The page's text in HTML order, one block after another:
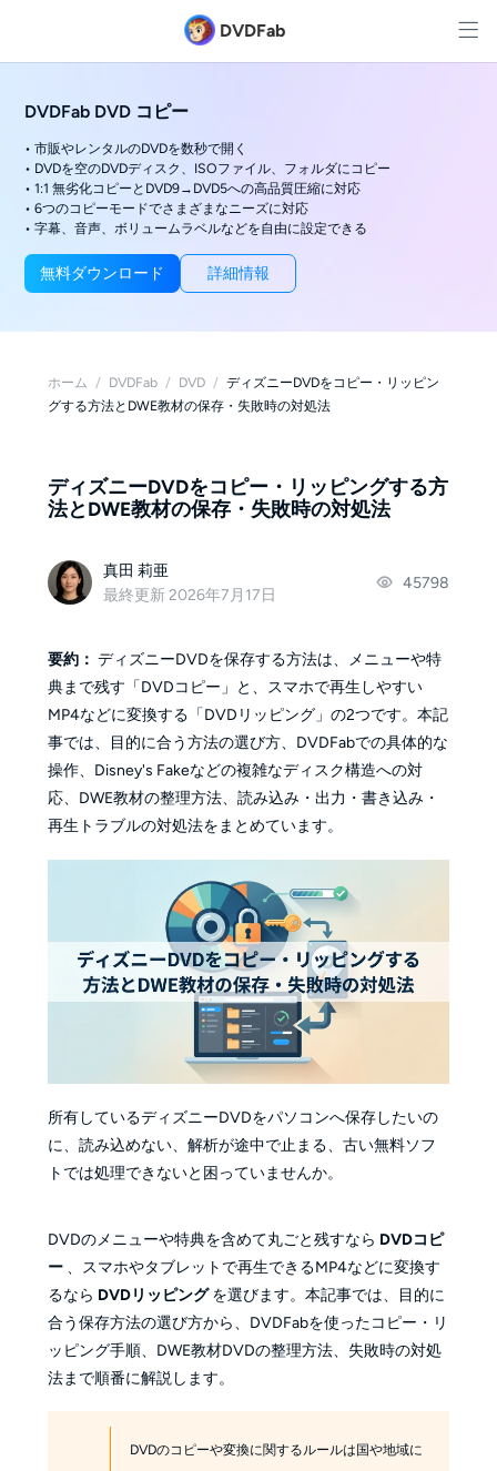
DVDFab
DVDFab DVD コピー
• 市販やレンタルのDVDを数秒で開く
• DVDを空のDVDディスク、ISOファイル、フォルダにコピー
• 1:1 無劣化コピーとDVD9→DVD5への高品質圧縮に対応
• 6つのコピーモードでさまざまなニーズに対応
• 字幕、音声、ボリュームラベルなどを自由に設定できる
無料ダウンロード 詳細情報
ホーム / DVDFab / DVD / ディズニーDVDをコピー・リッピン
グする方法とDWE教材の保存・失敗時の対処法
ディズニーDVDをコピー・リッピングする方
法とDWE教材の保存・失敗時の対処法
真田 莉亜
最終更新 2026年7月17日
45798
要約： ディズニーDVDを保存する方法は、メニューや特
典まで残す「DVDコピー」と、スマホで再生しやすい
MP4などに変換する「DVDリッピング」の2つです。本記
事では、目的に合う方法の選び方、DVDFabでの具体的な
操作、Disney's Fakeなどの複雑なディスク構造への対
応、DWE教材の整理方法、読み込み・出力・書き込み・
再生トラブルの対処法をまとめています。
所有しているディズニーDVDをパソコンへ保存したいの
に、読み込めない、解析が途中で止まる、古い無料ソフ
トでは処理できないと困っていませんか。
DVDのメニューや特典を含めて丸ごと残すなら DVDコピ
ー 、スマホやタブレットで再生できるMP4などに変換す
るなら DVDリッピングを選びます。本記事では、目的に
合う保存方法の選び方から、DVDFabを使ったコピー・リ
ッピング手順、DWE教材DVDの整理方法、失敗時の対処
法まで順番に解説します。
DVDのコピーや変換に関するルールは国や地域に